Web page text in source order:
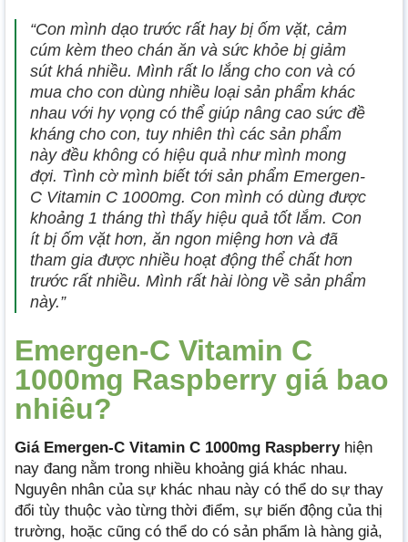
“Con mình dạo trước rất hay bị ốm vặt, cảm
cúm kèm theo chán ăn và sức khỏe bị giảm
sút khá nhiều. Mình rất lo lắng cho con và có
mua cho con dùng nhiều loại sản phẩm khác
nhau với hy vọng có thể giúp nâng cao sức đề
kháng cho con, tuy nhiên thì các sản phẩm
này đều không có hiệu quả như mình mong
đợi. Tình cờ mình biết tới sản phẩm Emergen-
C Vitamin C 1000mg. Con mình có dùng được
khoảng 1 tháng thì thấy hiệu quả tốt lắm. Con
ít bị ốm vặt hơn, ăn ngon miệng hơn và đã
tham gia được nhiều hoạt động thể chất hơn
trước rất nhiều. Mình rất hài lòng về sản phẩm
này.”
Emergen-C Vitamin C
1000mg Raspberry giá bao
nhiêu?
Giá Emergen-C Vitamin C 1000mg Raspberryhiện
nay đang nằm trong nhiều khoảng giá khác nhau.
Nguyên nhân của sự khác nhau này có thể do sự thay
đổi tùy thuộc vào từng thời điểm, sự biến động của thị
trường, hoặc cũng có thể do có sản phẩm là hàng giả,